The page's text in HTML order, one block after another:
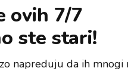
ovih 7/7
ste stari!
napreduju da ih mnogi